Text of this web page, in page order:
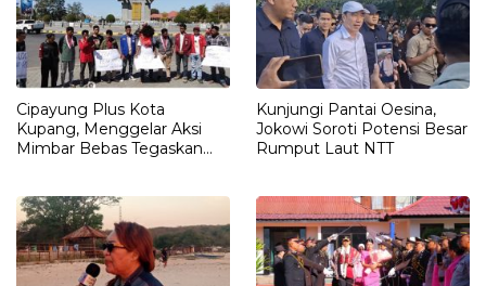
Cipayung Plus Kota
Kupang, Menggelar Aksi
Mimbar Bebas Tegaskan
Kepada JOKO WIDODO
Kunjungi Pantai Oesina,
Jokowi Soroti Potensi Besar
Rumput Laut NTT